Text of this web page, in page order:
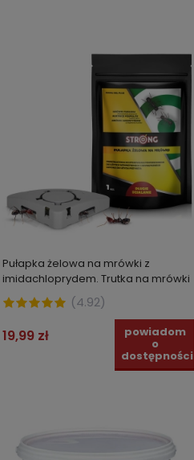
Pułapka żelowa na mrówki z
imidachloprydem. Trutka na mrówki
faraona i czarne mrówki STRONG 1
szt.
(4.92)
19,99 zł powiadom
o
dostępności